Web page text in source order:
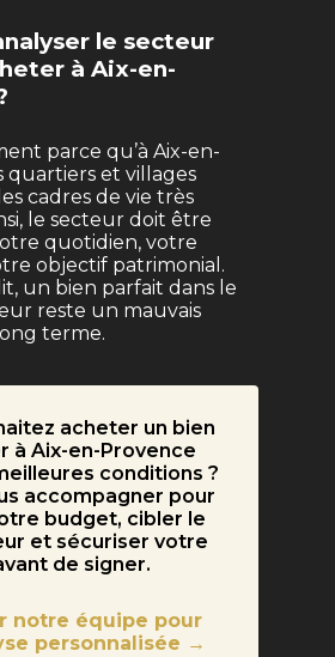
le secteur
à Aix-en-
parce qu’à Aix-en-
quartiers et villages
cadres de vie très
le secteur doit être
quotidien, votre
objectif patrimonial.
un bien parfait dans le
reste un mauvais
terme.
acheter un bien
à Aix-en-Provence
conditions ?
accompagner pour
budget, cibler le
et sécuriser votre
de signer.
notre équipe pour
personnalisée →